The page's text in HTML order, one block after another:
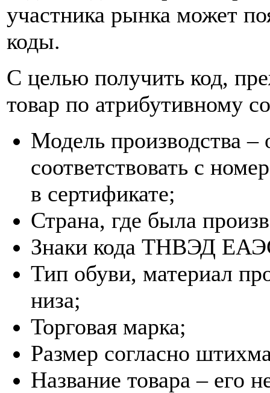
участника рынка может
коды.
С целью получить код,
товар по атрибутивному
Модель производства –
соответствовать с
в сертификате;
Страна, где была
Знаки кода ТНВЭД
Тип обуви, материал
низа;
Торговая марка;
Размер согласно
Название товара – его